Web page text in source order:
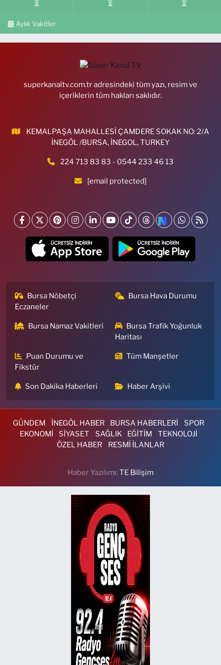
Aylık Vakitler
superkanaltv.com.tr adresindeki tüm yazı, resim ve
içeriklerin tüm hakları saklıdır.
KEMALPAŞA MAHALLESİ ÇAMDERE SOKAK NO: 2/A
İNEGÖL /BURSA, İNEGOL, TURKEY
224 713 83 83 - 0544 233 46 13
[email protected]
Bursa Nöbetçi
Eczaneler
Bursa Hava Durumu
Bursa Namaz Vakitleri
Bursa Trafik Yoğunluk
Haritası
Puan Durumu ve
Fikstür
Tüm Manşetler
Son Dakika Haberleri Haber Arşivi
GÜNDEM İNEGÖL HABER BURSA HABERLERİ
SPOR
EKONOMİ
SİYASET SAĞLIK EĞİTİM
TEKNOLOJİ
ÖZEL HABER
RESMİ İLANLAR
Haber Yazılımı:TE Bilişim